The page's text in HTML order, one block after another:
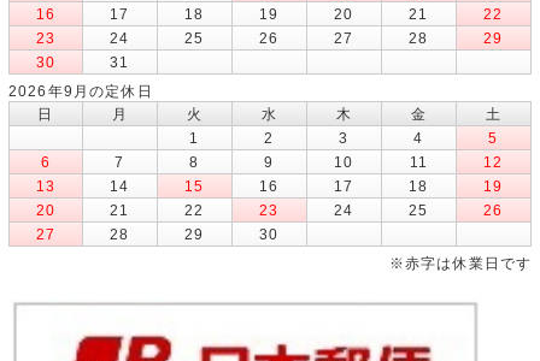
16
17 18 19 20 21
22
23
24 25 26 27 28
29
30
31
2026年9月の定休日
日
月 火 水 木 金
土
1
2 3 4
5
6
7 8 9 10 11
12
13
14 15 16 17 18
19
20
21 22 23 24 25
26
27
28 29
30
※赤字は休業日です